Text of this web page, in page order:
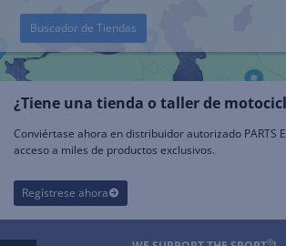
Buscador de Tiendas
¿Tiene una tienda o taller de
Conviértase ahora en distribuidor autorizado PARTS
acceso a miles de productos exclusivos.
Regístrese ahora
®